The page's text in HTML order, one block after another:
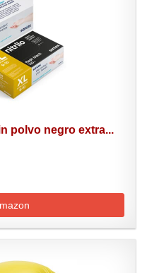
polvo negro extra...